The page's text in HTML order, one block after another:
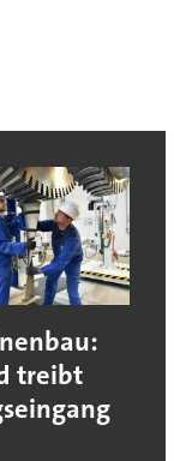
treibt